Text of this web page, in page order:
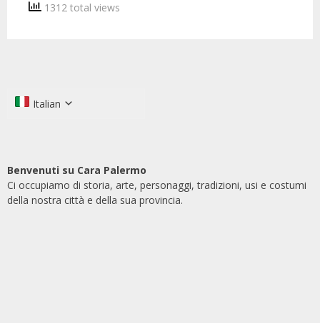
1312 total views
Italian
Benvenuti su Cara Palermo
Ci occupiamo di storia, arte, personaggi, tradizioni, usi e costumi
della nostra città e della sua provincia.